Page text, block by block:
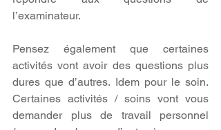
l’examinateur.
Pensez également que certaines
activités vont avoir des questions plus
dures que d’autres. Idem pour le soin.
Certaines activités / soins vont vous
demander plus de travail personnel